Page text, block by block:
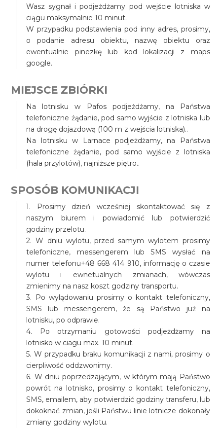
Wasz sygnał i podjeżdżamy pod wejście lotniska w
ciągu maksymalnie 10 minut.
W przypadku podstawienia pod inny adres, prosimy,
o podanie adresu obiektu, nazwę obiektu oraz
ewentualnie pinezkę lub kod lokalizacji z maps
google.
MIEJSCE ZBIÓRKI
Na lotnisku w Pafos podjeżdżamy, na Państwa
telefoniczne żądanie, pod samo wyjście z lotniska lub
na drogę dojazdową (100 m z wejścia lotniska)..
Na lotnisku w Larnace podjeżdżamy, na Państwa
telefoniczne żądanie, pod samo wyjście z lotniska
(hala przylotów), najniższe piętro..
SPOSÓB KOMUNIKACJI
1. Prosimy dzień wcześniej skontaktować się z
naszym biurem i powiadomić lub potwierdzić
godziny przelotu.
2. W dniu wylotu, przed samym wylotem prosimy
telefoniczne, messengerem lub SMS wysłać na
numer telefonu+48 668 414 910, informację o czasie
wylotu i ewnetualnych zmianach, wówczas
zmienimy na nasz koszt godziny transportu.
3. Po wylądowaniu prosimy o kontakt telefoniczny,
SMS lub messengerem, że są Państwo już na
lotnisku, po odprawie.
4. Po otrzymaniu gotowości podjeżdżamy na
lotnisko w ciagu max. 10 minut.
5. W przypadku braku komunikacji z nami, prosimy o
cierpliwość oddzwonimy.
6. W dniu poprzedzającym, w którym mają Państwo
powrót na lotnisko, prosimy o kontakt telefoniczny,
SMS, emailem, aby potwierdzić godziny transferu, lub
dokoknać zmian, jeśli Państwu linie lotnicze dokonały
zmiany godziny wylotu.